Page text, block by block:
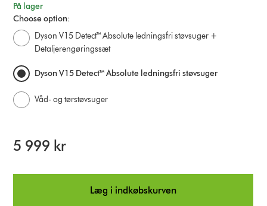
På lager
Choose option:
Dyson V15 Detect™ Absolute ledningsfri støvsuger +
Detaljerengøringssæt
Dyson V15 Detect™ Absolute ledningsfri støvsuger
Våd- og tørstøvsuger
5 999 kr
Læg i indkøbskurven